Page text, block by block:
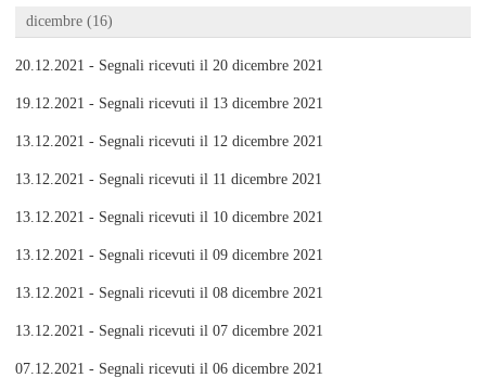
dicembre (16)
20.12.2021 - Segnali ricevuti il 20 dicembre 2021
19.12.2021 - Segnali ricevuti il 13 dicembre 2021
13.12.2021 - Segnali ricevuti il 12 dicembre 2021
13.12.2021 - Segnali ricevuti il 11 dicembre 2021
13.12.2021 - Segnali ricevuti il 10 dicembre 2021
13.12.2021 - Segnali ricevuti il 09 dicembre 2021
13.12.2021 - Segnali ricevuti il 08 dicembre 2021
13.12.2021 - Segnali ricevuti il 07 dicembre 2021
07.12.2021 - Segnali ricevuti il 06 dicembre 2021